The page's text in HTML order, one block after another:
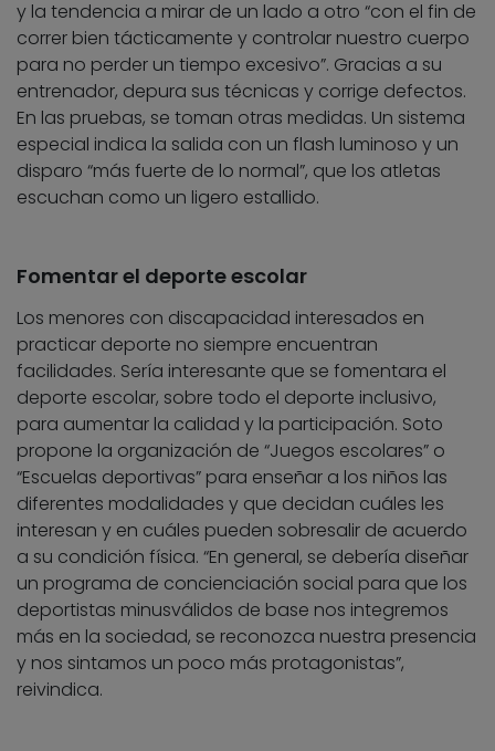
y la tendencia a mirar de un lado a otro “con el fin de
correr bien tácticamente y controlar nuestro cuerpo
para no perder un tiempo excesivo”. Gracias a su
entrenador, depura sus técnicas y corrige defectos.
En las pruebas, se toman otras medidas. Un sistema
especial indica la salida con un flash luminoso y un
disparo “más fuerte de lo normal”, que los atletas
escuchan como un ligero estallido.
Fomentar el deporte escolar
Los menores con discapacidad interesados en
practicar deporte no siempre encuentran
facilidades. Sería interesante que se fomentara el
deporte escolar, sobre todo el deporte inclusivo,
para aumentar la calidad y la participación. Soto
propone la organización de “Juegos escolares” o
“Escuelas deportivas” para enseñar a los niños las
diferentes modalidades y que decidan cuáles les
interesan y en cuáles pueden sobresalir de acuerdo
a su condición física. “En general, se debería diseñar
un programa de concienciación social para que los
deportistas minusválidos de base nos integremos
más en la sociedad, se reconozca nuestra presencia
y nos sintamos un poco más protagonistas”,
reivindica.